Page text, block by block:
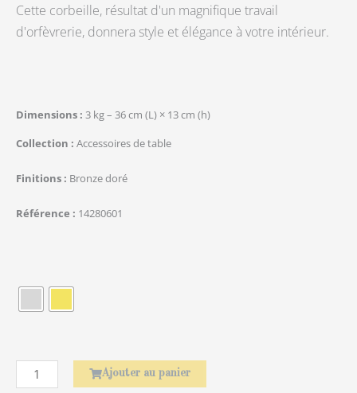
Cette corbeille, résultat d'un magnifique travail
d'orfèvrerie, donnera style et élégance à votre intérieur.
Dimensions 3 kg – 36 cm (L) × 13 cm (h)
Collection
Accessoires de table
Finitions Bronze doré
Référence 14280601
Laurier
Ajouter au panier